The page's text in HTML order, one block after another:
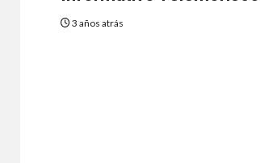
3 años atrás